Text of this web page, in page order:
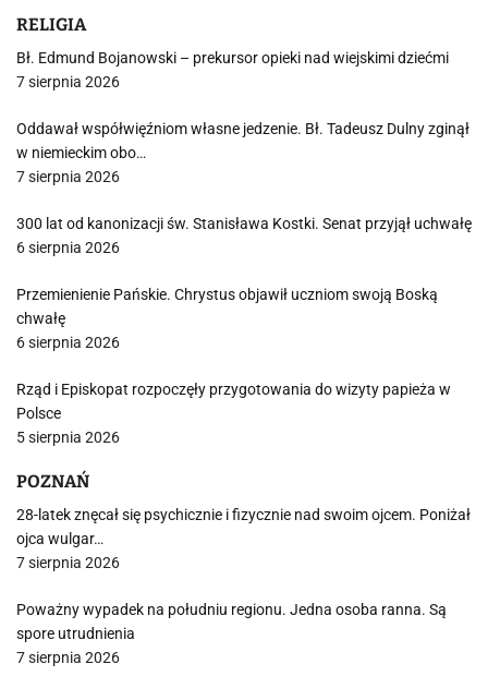
RELIGIA
Bł. Edmund Bojanowski – prekursor opieki nad wiejskimi dziećmi
7 sierpnia 2026
Oddawał współwięźniom własne jedzenie. Bł. Tadeusz Dulny zginął
w niemieckim obo…
7 sierpnia 2026
300 lat od kanonizacji św. Stanisława Kostki. Senat przyjął uchwałę
6 sierpnia 2026
Przemienienie Pańskie. Chrystus objawił uczniom swoją Boską
chwałę
6 sierpnia 2026
Rząd i Episkopat rozpoczęły przygotowania do wizyty papieża w
Polsce
5 sierpnia 2026
POZNAŃ
28-latek znęcał się psychicznie i fizycznie nad swoim ojcem. Poniżał
ojca wulgar…
7 sierpnia 2026
Poważny wypadek na południu regionu. Jedna osoba ranna. Są
spore utrudnienia
7 sierpnia 2026